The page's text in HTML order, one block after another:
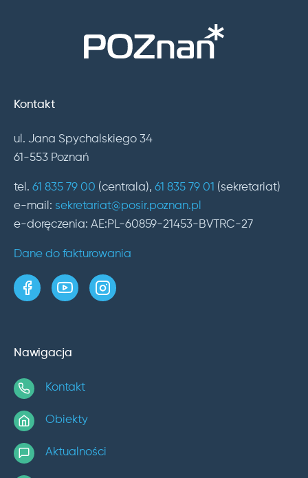
Kontakt
ul. Jana Spychalskiego 34
61-553 Poznań
tel. 61 835 79 00 (centrala), 61 835 79 01 (sekretariat)
e-mail: sekretariat@posir.poznan.pl
e-doręczenia: AE:PL-60859-21453-BVTRC-27
Dane do fakturowania
strona w serwisie Facebook
kanał w serwisie YouTube
profil w serwisie Instagram
Nawigacja
Kontakt
Obiekty
Aktualności